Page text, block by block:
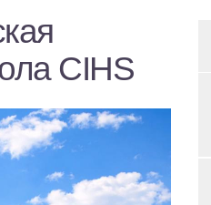
CIHS